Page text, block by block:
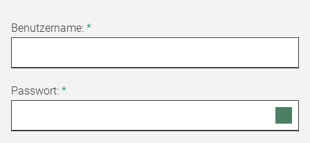
Benutzername: *
Passwort: *